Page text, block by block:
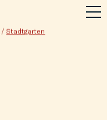
/Stadtgarten